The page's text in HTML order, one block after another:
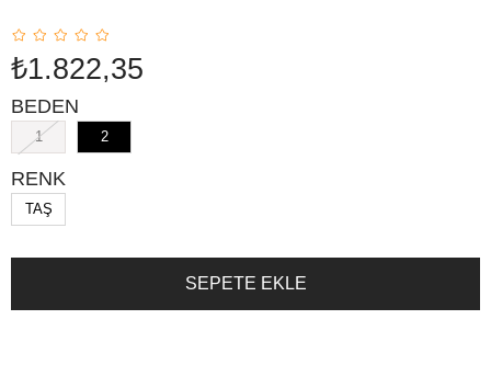
₺1.822,35
BEDEN
1 2
RENK
TAŞ